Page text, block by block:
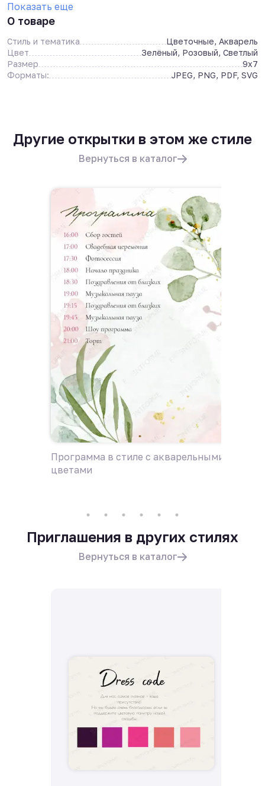
Показать еще
О товаре
Стиль и тематика
Цветочные, Акварель
Цвет
Зелёный, Розовый, Светлый
Размер
9x7
Форматы:
JPEG, PNG, PDF, SVG
Другие открытки в этом же стиле
Вернуться в каталог
Программа в стиле с акварельными
цветами
Приглашения в других стилях
Вернуться в каталог